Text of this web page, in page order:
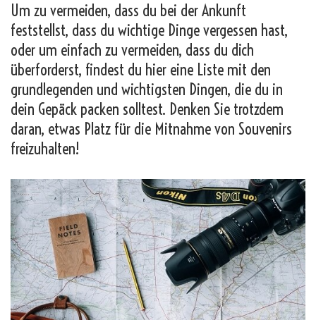
Um zu vermeiden, dass du bei der Ankunft
feststellst, dass du wichtige Dinge vergessen hast,
oder um einfach zu vermeiden, dass du dich
überforderst, findest du hier eine Liste mit den
grundlegenden und wichtigsten Dingen, die du in
dein Gepäck packen solltest. Denken Sie trotzdem
daran, etwas Platz für die Mitnahme von Souvenirs
freizuhalten!